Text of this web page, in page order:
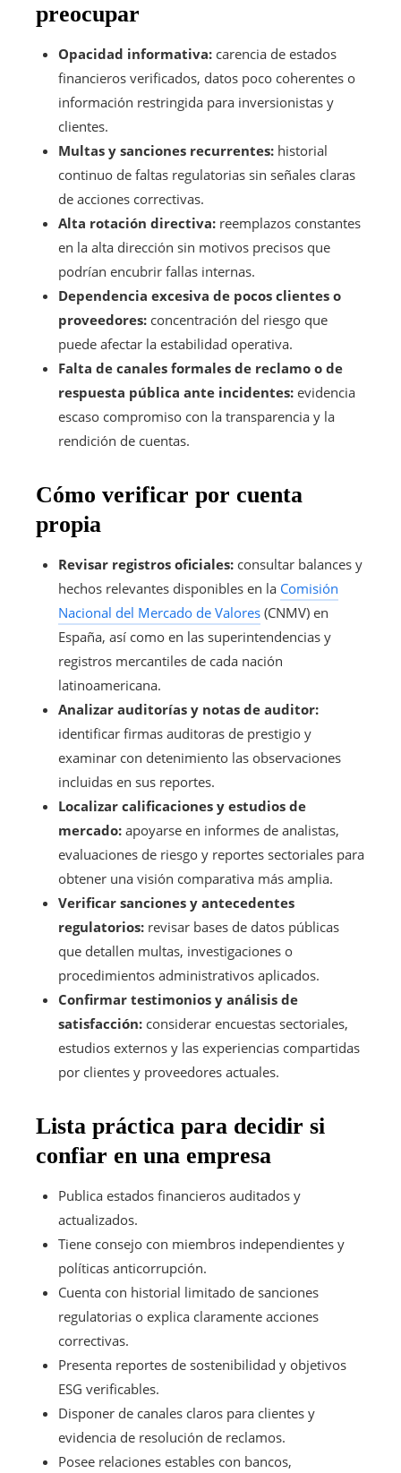
preocupar
Opacidad informativa: carencia de estados
financieros verificados, datos poco coherentes o
información restringida para inversionistas y
clientes.
Multas y sanciones recurrentes: historial
continuo de faltas regulatorias sin señales claras
de acciones correctivas.
Alta rotación directiva: reemplazos constantes
en la alta dirección sin motivos precisos que
podrían encubrir fallas internas.
Dependencia excesiva de pocos clientes o
proveedores: concentración del riesgo que
puede afectar la estabilidad operativa.
Falta de canales formales de reclamo o de
respuesta pública ante incidentes: evidencia
escaso compromiso con la transparencia y la
rendición de cuentas.
Cómo verificar por cuenta
propia
Revisar registros oficiales: consultar balances y
hechos relevantes disponibles en la Comisión
Nacional del Mercado de Valores (CNMV) en
España, así como en las superintendencias y
registros mercantiles de cada nación
latinoamericana.
Analizar auditorías y notas de auditor:
identificar firmas auditoras de prestigio y
examinar con detenimiento las observaciones
incluidas en sus reportes.
Localizar calificaciones y estudios de
mercado: apoyarse en informes de analistas,
evaluaciones de riesgo y reportes sectoriales para
obtener una visión comparativa más amplia.
Verificar sanciones y antecedentes
regulatorios: revisar bases de datos públicas
que detallen multas, investigaciones o
procedimientos administrativos aplicados.
Confirmar testimonios y análisis de
satisfacción: considerar encuestas sectoriales,
estudios externos y las experiencias compartidas
por clientes y proveedores actuales.
Lista práctica para decidir si
confiar en una empresa
Publica estados financieros auditados y
actualizados.
Tiene consejo con miembros independientes y
políticas anticorrupción.
Cuenta con historial limitado de sanciones
regulatorias o explica claramente acciones
correctivas.
Presenta reportes de sostenibilidad y objetivos
ESG verificables.
Disponer de canales claros para clientes y
evidencia de resolución de reclamos.
Posee relaciones estables con bancos,